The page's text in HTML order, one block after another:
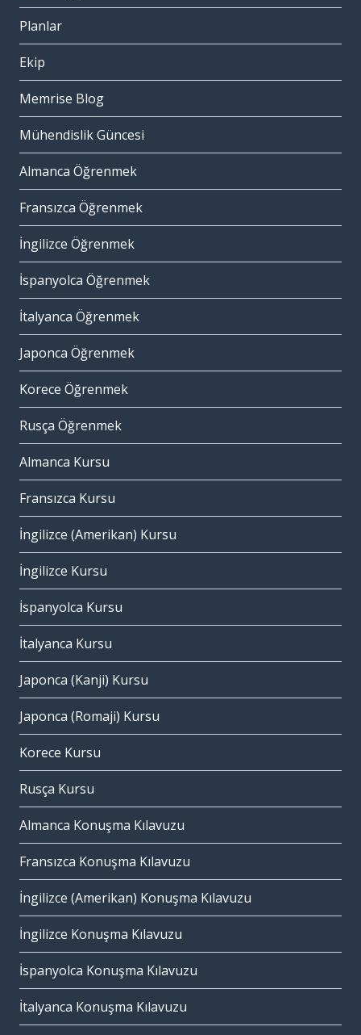
Planlar
Ekip
Memrise Blog
Mühendislik Güncesi
Almanca Öğrenmek
Fransızca Öğrenmek
İngilizce Öğrenmek
İspanyolca Öğrenmek
İtalyanca Öğrenmek
Japonca Öğrenmek
Korece Öğrenmek
Rusça Öğrenmek
Almanca Kursu
Fransızca Kursu
İngilizce (Amerikan) Kursu
İngilizce Kursu
İspanyolca Kursu
İtalyanca Kursu
Japonca (Kanji) Kursu
Japonca (Romaji) Kursu
Korece Kursu
Rusça Kursu
Almanca Konuşma Kılavuzu
Fransızca Konuşma Kılavuzu
İngilizce (Amerikan) Konuşma Kılavuzu
İngilizce Konuşma Kılavuzu
İspanyolca Konuşma Kılavuzu
İtalyanca Konuşma Kılavuzu